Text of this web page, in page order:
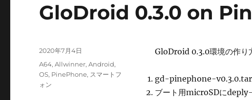
GloDroid 0.3.0 on
GloDroid 0.3.0環境の作り
gd-pinephone-
ブート用microSDに
投
2020年7月4日
カ
テ
ゴ
A64,Allwinner,Android,
OS, PinePhone, スマートフ
ォン